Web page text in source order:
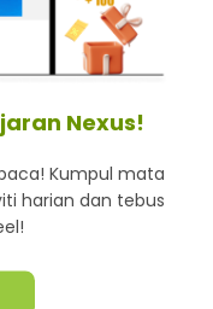
dan sensasi
[197101000523
Nexus!
Kumpul mata
harian dan tebus